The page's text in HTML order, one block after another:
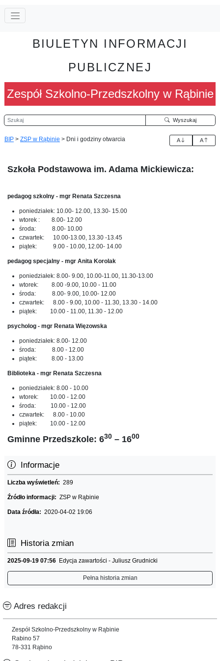
BIULETYN INFORMACJI
PUBLICZNEJ
Zespół Szkolno-Przedszkolny w Rąbinie
Szukaj Wyszukaj
BIP > ZSP w Rąbinie > Dni i godziny otwarcia A A
Szkoła Podstawowa im. Adama Mickiewicza:
pedagog szkolny - mgr Renata Szczesna
poniedziałek: 10.00- 12.00, 13.30- 15.00
wtorek : 8.00- 12.00
środa: 8.00- 10.00
czwartek: 10.00-13.00, 13.30 -13.45
piątek: 9.00 - 10.00, 12.00- 14.00
pedagog specjalny - mgr Anita Korolak
poniedziałek: 8.00- 9.00, 10.00-11.00, 11.30-13.00
wtorek: 8.00 -9.00, 10.00 - 11.00
środa: 8.00- 9.00, 10.00- 12.00
czwartek: 8.00 - 9.00, 10.00 - 11.30, 13.30 - 14.00
piątek: 10.00 - 11.00, 11.30 - 12.00
psycholog - mgr Renata Więzowska
poniedziałek: 8.00- 12.00
środa: 8.00 - 12.00
piątek: 8.00 - 13.00
Biblioteka - mgr Renata Szczesna
poniedziałek: 8.00 - 10.00
wtorek: 10.00 - 12.00
środa: 10.00 - 12.00
czwartek: 8.00 - 10.00
piątek: 10.00 - 12.00
Gminne Przedszkole: 630 – 1600
Informacje
Liczba wyświetleń: 289
Źródło informacji: ZSP w Rąbinie
Data źródła: 2020-04-02 19:06
Historia zmian
2025-09-19 07:56 Edycja zawartości - Juliusz Grudnicki
Pełna historia zmian
Adres redakcji
Zespół Szkolno-Przedszkolny w Rąbinie
Rabino 57
78-331 Rąbino